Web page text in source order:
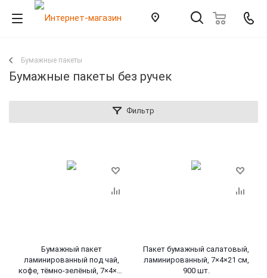
Бумажные пакеты
Бумажные пакеты без ручек
Фильтр
Бумажный пакет
ламинированный под чай,
кофе, тёмно-зелёный, 7×4×21
Пакет бумажный салатовый,
ламинированный, 7×4×21 см,
900 шт.